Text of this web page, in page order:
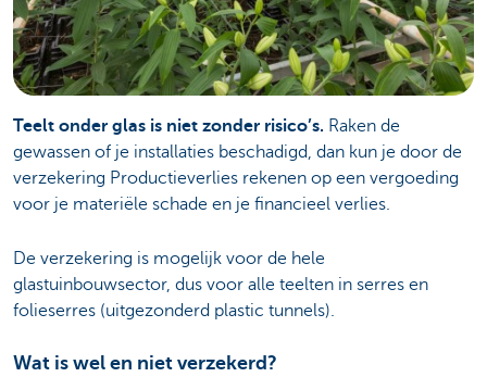
Teelt onder glas is niet zonder risico’s. Raken de
gewassen of je installaties beschadigd, dan kun je door de
verzekering Productieverlies rekenen op een vergoeding
voor je materiële schade en je financieel verlies.
De verzekering is mogelijk voor de hele
glastuinbouwsector, dus voor alle teelten in serres en
folieserres (uitgezonderd plastic tunnels).
Wat is wel en niet verzekerd?